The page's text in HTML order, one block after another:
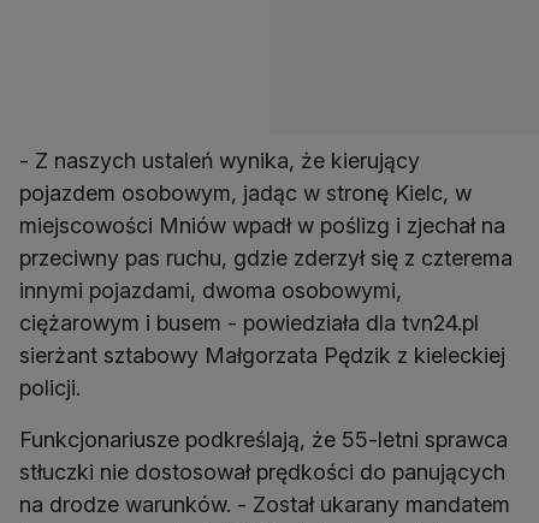
- Z naszych ustaleń wynika, że kierujący
pojazdem osobowym, jadąc w stronę Kielc, w
miejscowości Mniów wpadł w poślizg i zjechał na
przeciwny pas ruchu, gdzie zderzył się z czterema
innymi pojazdami, dwoma osobowymi,
ciężarowym i busem - powiedziała dla tvn24.pl
sierżant sztabowy Małgorzata Pędzik z kieleckiej
policji.
Funkcjonariusze podkreślają, że 55-letni sprawca
stłuczki nie dostosował prędkości do panujących
na drodze warunków. - Został ukarany mandatem